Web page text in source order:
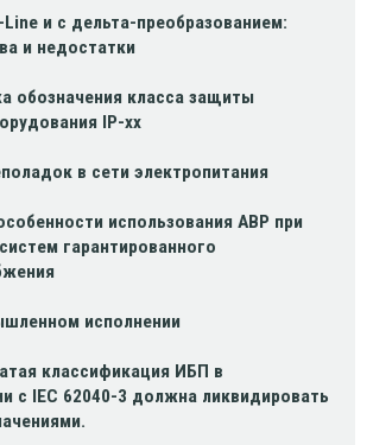
и с дельта-преобразованием:
и недостатки
обозначения класса защиты
IP-xx
в сети электропитания
использования АВР при
гарантированного
исполнении
классификация ИБП в
с IEC 62040-3 должна ликвидировать